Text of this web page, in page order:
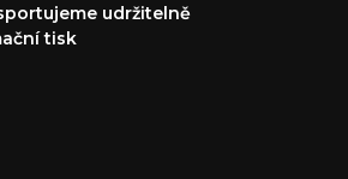
udržitelně
tisk